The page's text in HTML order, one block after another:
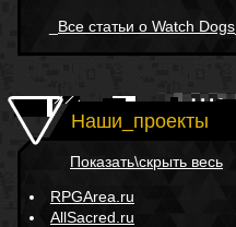
Все статьи о Watch Dogs
Наши_проекты
Показать\скрыть весь
RPGArea.ru
AllSacred.ru